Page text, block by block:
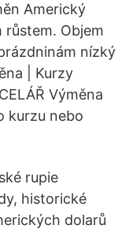
Americký
Objem
nízký
| Kurzy
Výměna
kurzu nebo
rupie
historické
dolarů